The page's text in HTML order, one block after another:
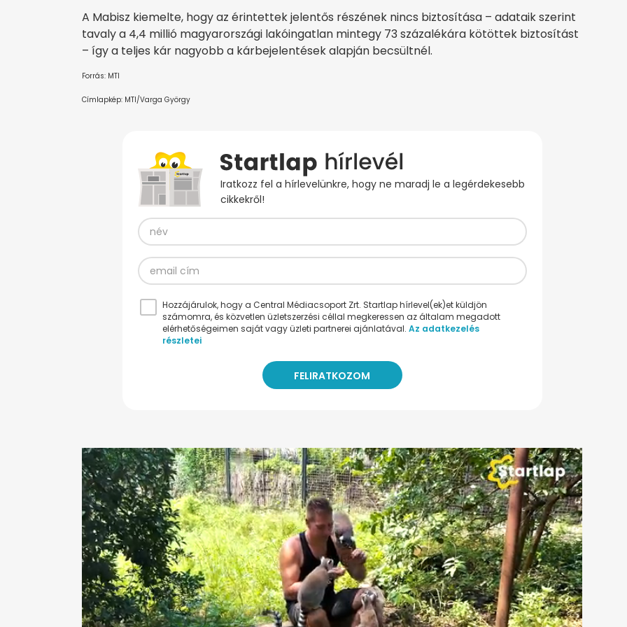
A Mabisz kiemelte, hogy az érintettek jelentős részének nincs biztosítása – adataik szerint
tavaly a 4,4 millió magyarországi lakóingatlan mintegy 73 százalékára kötöttek biztosítást
– így a teljes kár nagyobb a kárbejelentések alapján becsültnél.
Forrás: MTI
Címlapkép: MTI/Varga György
Iratkozz fel a hírlevelünkre, hogy ne maradj le a legérdekesebb
cikkekről!
Hozzájárulok, hogy a Central Médiacsoport Zrt. Startlap hírlevel(ek)et küldjön
számomra, és közvetlen üzletszerzési céllal megkeressen az általam megadott
elérhetőségeimen saját vagy üzleti partnerei ajánlatával. Az adatkezelés
részletei